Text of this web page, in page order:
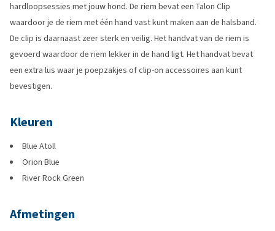
hardloopsessies met jouw hond. De riem bevat een Talon Clip
waardoor je de riem met één hand vast kunt maken aan de halsband.
De clip is daarnaast zeer sterk en veilig. Het handvat van de riem is
gevoerd waardoor de riem lekker in de hand ligt. Het handvat bevat
een extra lus waar je poepzakjes of clip-on accessoires aan kunt
bevestigen.
Kleuren
Blue Atoll
Orion Blue
River Rock Green
Afmetingen